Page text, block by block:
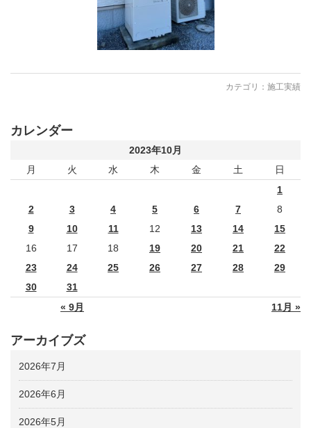
カテゴリ： 施工実績
カレンダー
2023年10月
月
火 水 木 金 土 日
« 9月 11月 »
1
2
3 4 5 6 7
8
9
10 11 12 13 14
15
16
17 18 19 20 21
22
23
24 25 26 27 28
29
30
31
アーカイブズ
2026年7月
2026年6月
2026年5月